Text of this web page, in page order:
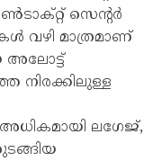
സെന്റര്‍
വഴി മാത്രമാണ്
അലോട്ട്
നിരക്കിലുള്ള
ലഗേജ്,